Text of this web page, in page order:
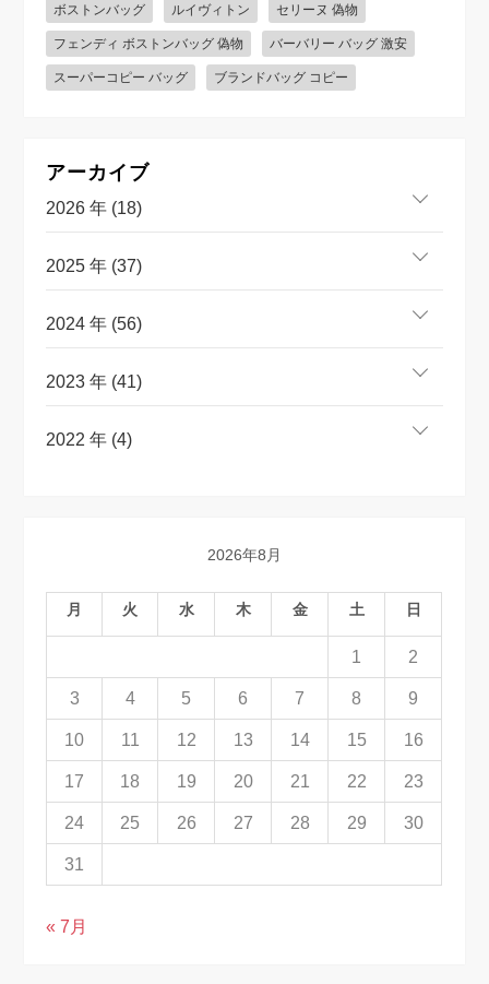
ボストンバッグ ルイヴィトン セリーヌ 偽物
フェンディ ボストンバッグ 偽物 バーバリー バッグ 激安
スーパーコピー バッグ ブランドバッグ コピー
アーカイブ
2026 年 (18)
2025 年 (37)
2024 年 (56)
2023 年 (41)
2022 年 (4)
2026年8月
月 火 水 木 金 土 日
1 2
3 4 5 6 7 8 9
10 11 12 13 14 15 16
17 18 19 20 21 22 23
24 25 26 27 28 29 30
31
« 7月